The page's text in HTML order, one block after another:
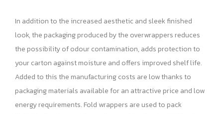
In addition to the increased aesthetic and sleek finished
look, the packaging produced by the overwrappers reduces
the possibility of odour contamination, adds protection to
your carton against moisture and offers improved shelf life.
Added to this the manufacturing costs are low thanks to
packaging materials available for an attractive price and low
energy requirements. Fold wrappers are used to pack